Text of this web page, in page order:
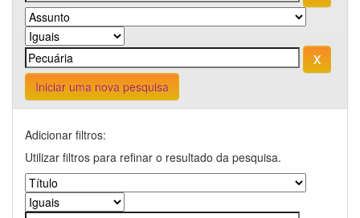
Iniciar uma nova pesquisa
Adicionar filtros:
Utilizar filtros para refinar o resultado da pesquisa.